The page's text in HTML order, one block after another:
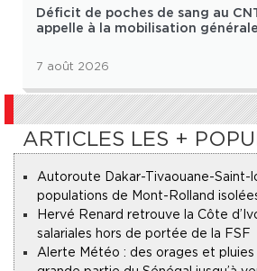
Déficit de poches de sang au
appelle à la mobilisation générale
7 août 2026
ARTICLES LES +
Autoroute Dakar-Tivaouane-Saint-
populations de Mont-Rolland
Hervé Renard retrouve la Côte
salariales hors de portée de la FSF
Alerte Météo : des orages et